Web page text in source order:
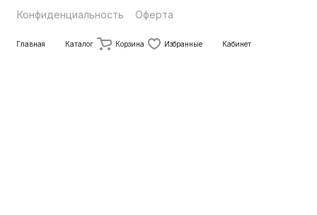
Конфиденциальность Оферта
Главная Каталог Корзина Избранные Кабинет